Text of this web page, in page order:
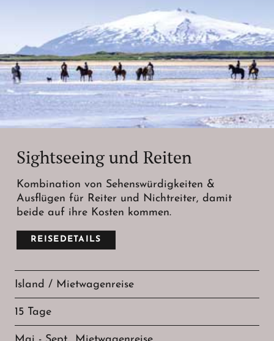
Sightseeing und Reiten
Kombination von Sehenswürdigkeiten &
Ausflügen für Reiter und Nichtreiter, damit
beide auf ihre Kosten kommen.
REISEDETAILS
Island / Mietwagenreise
15 Tage